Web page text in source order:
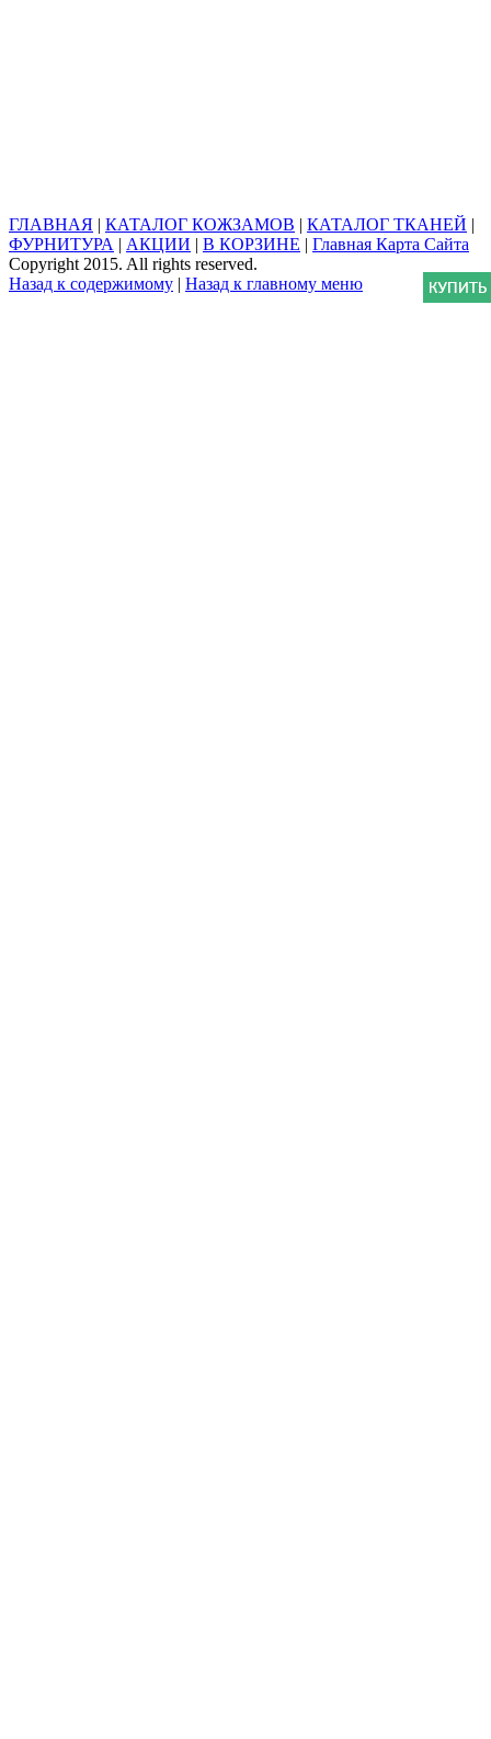
ГЛАВНАЯ | КАТАЛОГ КОЖЗАМОВ | КАТАЛОГ ТКАНЕЙ |
ФУРНИТУРА | АКЦИИ | В КОРЗИНЕ | Главная Карта Сайта
Copyright 2015. All rights reserved.
Назад к содержимому | Назад к главному меню